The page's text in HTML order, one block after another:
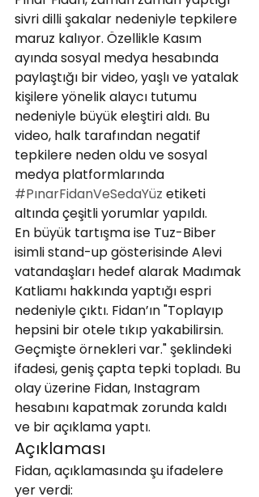
sivri dilli şakalar nedeniyle tepkilere
maruz kalıyor. Özellikle Kasım
ayında sosyal medya hesabında
paylaştığı bir video, yaşlı ve yatalak
kişilere yönelik alaycı tutumu
nedeniyle büyük eleştiri aldı. Bu
video, halk tarafından negatif
tepkilere neden oldu ve sosyal
medya platformlarında
#PınarFidanVeSedaYüz etiketi
altında çeşitli yorumlar yapıldı.
En büyük tartışma ise Tuz-Biber
isimli stand-up gösterisinde Alevi
vatandaşları hedef alarak Madımak
Katliamı hakkında yaptığı espri
nedeniyle çıktı. Fidan’ın "Toplayıp
hepsini bir otele tıkıp yakabilirsin.
Geçmişte örnekleri var." şeklindeki
ifadesi, geniş çapta tepki topladı. Bu
olay üzerine Fidan, Instagram
hesabını kapatmak zorunda kaldı
ve bir açıklama yaptı.
Açıklaması
Fidan, açıklamasında şu ifadelere
yer verdi: